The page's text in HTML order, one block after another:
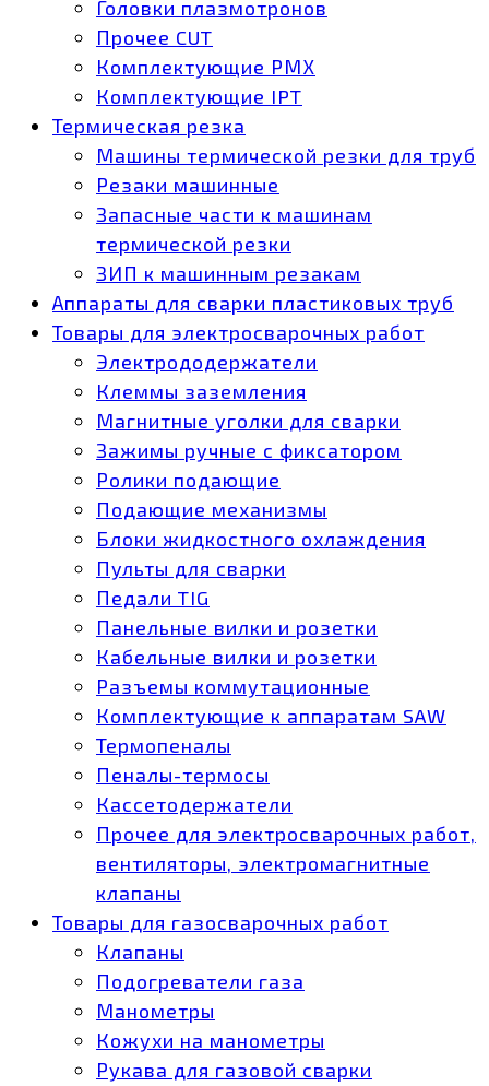
Головки плазмотронов
Прочее CUT
Комплектующие РМХ
Комплектующие IPT
Термическая резка
Машины термической резки для труб
Резаки машинные
Запасные части к машинам
термической резки
ЗИП к машинным резакам
Аппараты для сварки пластиковых труб
Товары для электросварочных работ
Электрододержатели
Клеммы заземления
Магнитные уголки для сварки
Зажимы ручные с фиксатором
Ролики подающие
Подающие механизмы
Блоки жидкостного охлаждения
Пульты для сварки
Педали TIG
Панельные вилки и розетки
Кабельные вилки и розетки
Разъемы коммутационные
Комплектующие к аппаратам SAW
Термопеналы
Пеналы-термосы
Кассетодержатели
Прочее для электросварочных работ,
вентиляторы, электромагнитные
клапаны
Товары для газосварочных работ
Клапаны
Подогреватели газа
Манометры
Кожухи на манометры
Рукава для газовой сварки